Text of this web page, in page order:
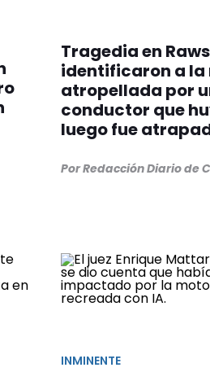
Tragedia en
identificaron a la
atropellada por
conductor que
luego fue
Por Redacción Diario de
INMINENTE